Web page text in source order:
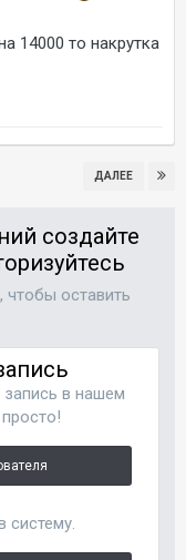
14000 то накрутка
ДАЛЕЕ
создайте
оставить
запись в нашем
систему.